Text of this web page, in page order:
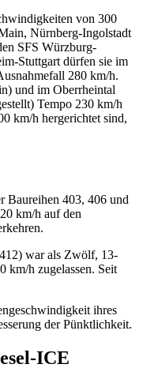
von 300
Nürnberg-Ingolstadt
SFS Würzburg-
Stuttgart dürfen sie im
280 km/h.
und im Oberrheintal
Tempo 230 km/h
km/h hergerichtet sind,
Baureihen 403, 406 und
km/h auf den
war als Zwölf, 13-
km/h zugelassen. Seit
ihres
der Pünktlichkeit.
ICE